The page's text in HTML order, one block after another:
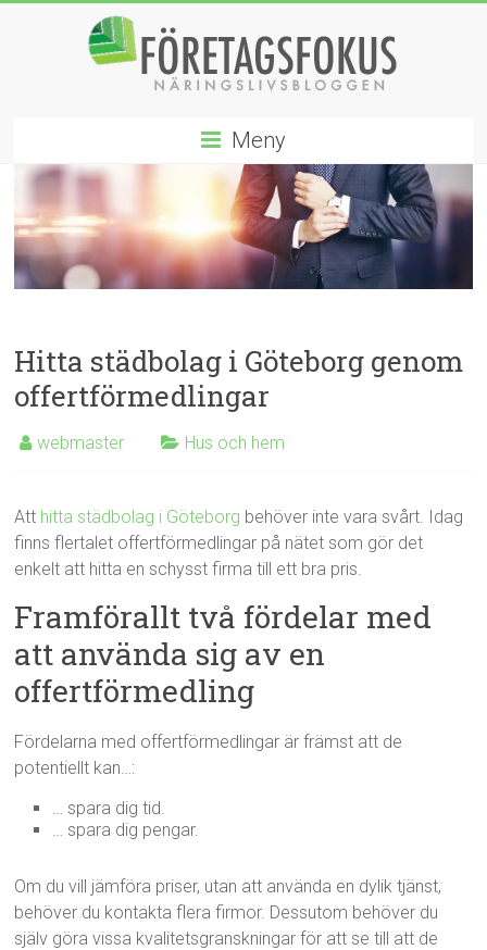
Företagsfokus
Näringslivsbloggen
Meny
Hitta städbolag i Göteborg genom
offertförmedlingar
webmaster Hus och hem
Att hitta städbolag i Göteborg behöver inte vara svårt. Idag
finns flertalet offertförmedlingar på nätet som gör det
enkelt att hitta en schysst firma till ett bra pris.
Framförallt två fördelar med
att använda sig av en
offertförmedling
Fördelarna med offertförmedlingar är främst att de
potentiellt kan…:
… spara dig tid.
… spara dig pengar.
Om du vill jämföra priser, utan att använda en dylik tjänst,
behöver du kontakta flera firmor. Dessutom behöver du
själv göra vissa kvalitetsgranskningar för att se till att de